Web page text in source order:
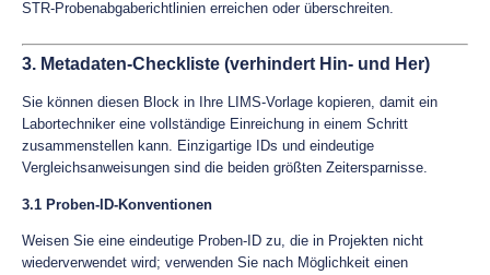
STR-Probenabgaberichtlinien erreichen oder überschreiten.
3. Metadaten-Checkliste (verhindert Hin- und Her)
Sie können diesen Block in Ihre LIMS-Vorlage kopieren, damit ein
Labortechniker eine vollständige Einreichung in einem Schritt
zusammenstellen kann. Einzigartige IDs und eindeutige
Vergleichsanweisungen sind die beiden größten Zeitersparnisse.
3.1 Proben-ID-Konventionen
Weisen Sie eine eindeutige Proben-ID zu, die in Projekten nicht
wiederverwendet wird; verwenden Sie nach Möglichkeit einen